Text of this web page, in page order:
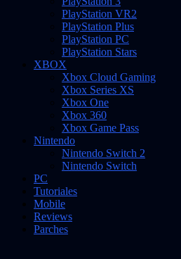
PlayStation VR2
PlayStation Plus
PlayStation PC
PlayStation Stars
XBOX
Xbox Cloud Gaming
Xbox Series XS
Xbox One
Xbox 360
Xbox Game Pass
Nintendo
Nintendo Switch 2
Nintendo Switch
PC
Tutoriales
Mobile
Reviews
Parches